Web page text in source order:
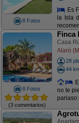
8 Fotos
Es
la Isla
8 Fotos
(3 comentarios)
Finca
Casa
Alaró
28
44
no te
pariaso